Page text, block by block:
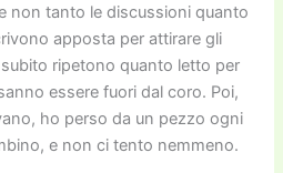
non tanto le discussioni quanto
apposta per attirare gli
ripetono quanto letto per
essere fuori dal coro. Poi,
ho perso da un pezzo ogni
e non ci tento nemmeno.